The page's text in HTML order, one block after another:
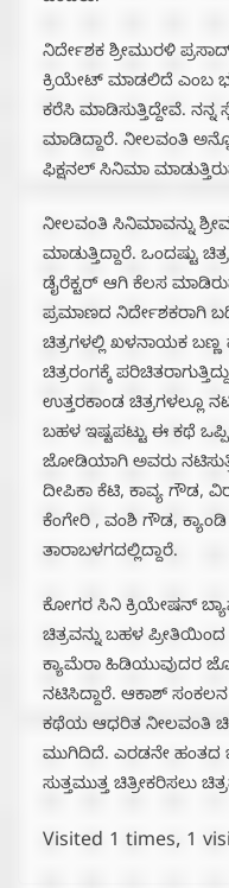
ನಿರ್ದೇಶಕ ಶ್ರೀಮುರಳಿ
ಕ್ರಿಯೇಟ್ ಮಾಡಲಿದೆ ಎಂಬ
ಕರೆಸಿ ಮಾಡಿಸುತ್ತಿದ್ದೇವೆ. ನನ್ನ
ಮಾಡಿದ್ದಾರೆ.‌ ನೀಲವಂತಿ
ಫಿಕ್ಷನಲ್ ಸಿನಿಮಾ
ನೀಲವಂತಿ ಸಿನಿಮಾವನ್ನು
ಮಾಡುತ್ತಿದ್ದಾರೆ.
ಡೈರೆಕ್ಟರ್ ಆಗಿ ಕೆಲಸ
ಪ್ರಮಾಣದ ನಿರ್ದೇಶಕರಾಗಿ
ಚಿತ್ರಗಳಲ್ಲಿ ಖಳನಾಯಕ
ಚಿತ್ರರಂಗಕ್ಕೆ
ಉತ್ತರಕಾಂಡ ಚಿತ್ರಗಳಲ್ಲೂ
ಬಹಳ ಇಷ್ಟಪಟ್ಟು ಈ ಕಥೆ
ಜೋಡಿಯಾಗಿ ಅವರು
ದೀಪಿಕಾ ಕೆಟಿ, ಕಾವ್ಯ ಗೌಡ,
ಕೆಂಗೇರಿ , ವಂಶಿ ಗೌಡ,
ತಾರಾಬಳಗದಲ್ಲಿದ್ದಾರೆ.
ಕೋಗರ ಸಿನಿ ಕ್ರಿಯೇಷನ್
ಚಿತ್ರವನ್ನು ಬಹಳ‌
ಕ್ಯಾಮೆರಾ ಹಿಡಿಯುವುದರ
ನಟಿಸಿದ್ದಾರೆ. ಆಕಾಶ್
ಕಥೆಯ ಆಧರಿತ ನೀಲವಂತಿ
ಮುಗಿದಿದೆ. ಎರಡನೇ ಹಂತದ
ಸುತ್ತಮುತ್ತ ಚಿತ್ರೀಕರಿಸಲು
Visited 1 times, 1